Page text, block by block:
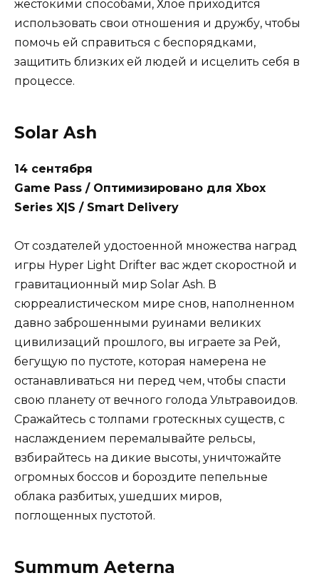
жестокими способами, Хлое приходится
использовать свои отношения и дружбу, чтобы
помочь ей справиться с беспорядками,
защитить близких ей людей и исцелить себя в
процессе.
Solar Ash
14 сентября
Game Pass / Оптимизировано для Xbox
Series X|S / Smart Delivery
От создателей удостоенной множества наград
игры Hyper Light Drifter вас ждет скоростной и
гравитационный мир Solar Ash. В
сюрреалистическом мире снов, наполненном
давно заброшенными руинами великих
цивилизаций прошлого, вы играете за Рей,
бегущую по пустоте, которая намерена не
останавливаться ни перед чем, чтобы спасти
свою планету от вечного голода Ультравоидов.
Сражайтесь с толпами гротескных существ, с
наслаждением перемалывайте рельсы,
взбирайтесь на дикие высоты, уничтожайте
огромных боссов и бороздите пепельные
облака разбитых, ушедших миров,
поглощенных пустотой.
Summum Aeterna